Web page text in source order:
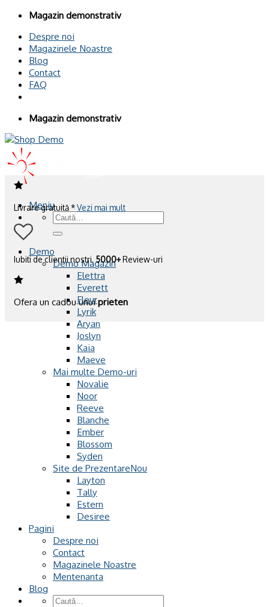
OmitețiMagazin demonstrativ
Despre noi
Magazinele Noastre
Blog
Contact
FAQ
Magazin demonstrativ
Meniu
Caută
după:
Demo
Demo Magazin
Elettra
Everett
Fleur
Lyrik
Aryan
Joslyn
Kaia
Maeve
Mai multe Demo-uri
Novalie
Noor
Reeve
Blanche
Ember
Blossom
Syden
Site de Prezentare
Layton
Tally
Estern
Desiree
Pagini
Despre noi
Contact
Magazinele Noastre
Mentenanta
Blog
Caută
Livrare gratuită *Vezi mai mult
Iubiti de clientii nostri. 5000+Review-uri
Ofera un cadou unuiprieten